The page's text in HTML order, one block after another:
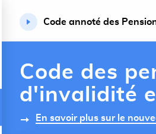
du site
Code annoté des
Code des
d'invalidité
En savoir plus sur le